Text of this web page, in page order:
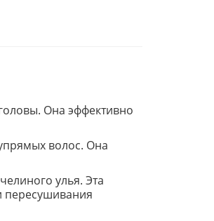
Она эффективно
волос. Она
улья. Эта
пересушивания